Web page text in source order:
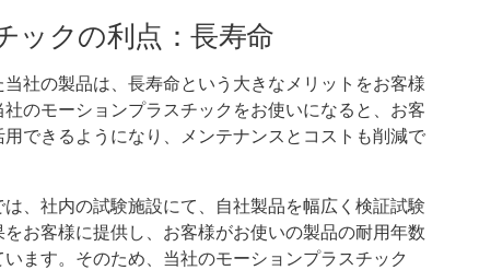
ックの利点：長寿命
当社の製品は、長寿命という大きなメリットをお客様
社のモーションプラスチックをお使いになると、お客
用できるようになり、メンテナンスとコストも削減で
は、社内の試験施設にて、自社製品を幅広く検証試験
をお客様に提供し、お客様がお使いの製品の耐用年数
います。そのため、当社のモーションプラスチック